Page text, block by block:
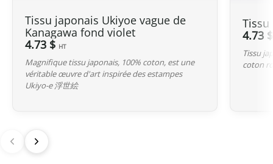
l’accord de libre-échange entre le Canada et le Japon, nos produits
d’origine japonaise sont généralement exonérés de droits de
douane même si la valeur dépasse ce seuil.
Cependant, dès que la commandeexcède 20 CAD
TPS/TVH
s’appliquesur la totalité de la valeur déclarée, même si les droits
Australie
Tissu japonais Ukiyoe vague de
Kanagawa fond violet
4.73 $ HT
Magnifique tissu japonais, 100% coton, est une
véritable œuvre d'art inspirée des estampes
Ukiyo-e 浮世絵
Tissu
4.73
Tissu
coton